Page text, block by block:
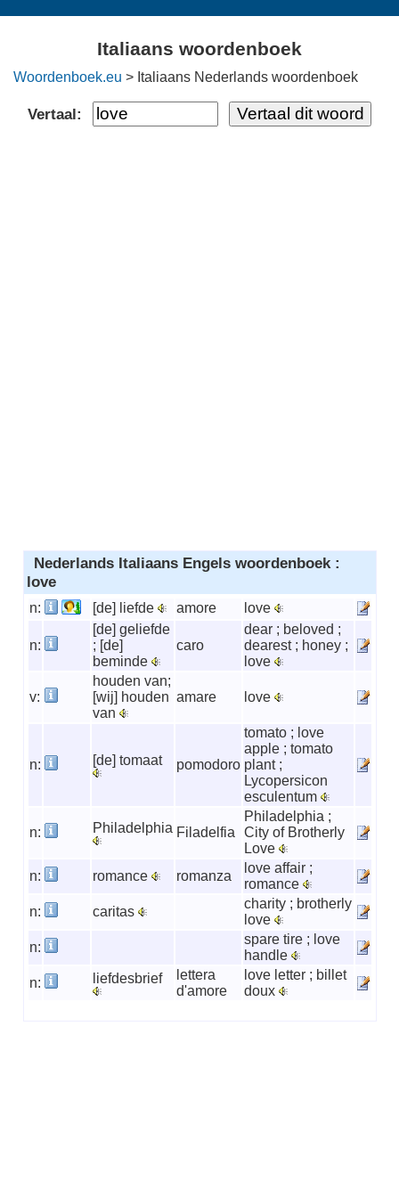
Italiaans woordenboek
Woordenboek.eu > Italiaans Nederlands woordenboek
Vertaal:
Nederlands Italiaans Engels woordenboek :
love
n: [de] liefde amore love
n:
[de] geliefde
; [de]
beminde
caro
dear ; beloved ;
dearest ; honey ;
love
v:
houden van;
[wij] houden
van
amare love
n: [de] tomaat pomodoro
tomato ; love
apple ; tomato
plant ;
Lycopersicon
esculentum
n: Philadelphia Filadelfia
Philadelphia ;
City of Brotherly
Love
n:
romance romanza
love affair ;
romance
n:
caritas
charity ; brotherly
love
n:
spare tire ; love
handle
n:
liefdesbrief
lettera
d'amore
love letter ; billet
doux